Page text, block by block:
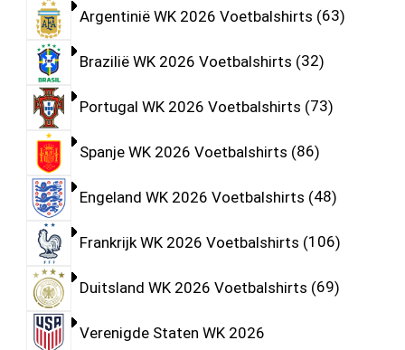
Argentinië WK 2026 Voetbalshirts 63
Brazilië WK 2026 Voetbalshirts 32
Portugal WK 2026 Voetbalshirts 73
Spanje WK 2026 Voetbalshirts 86
Engeland WK 2026 Voetbalshirts 48
Frankrijk WK 2026 Voetbalshirts 106
Duitsland WK 2026 Voetbalshirts 69
Verenigde Staten WK 2026